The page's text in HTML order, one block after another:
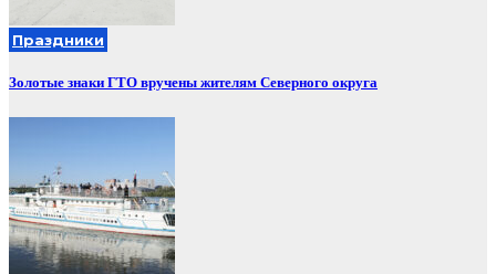
Праздники
Золотые знаки ГТО вручены жителям Северного округа